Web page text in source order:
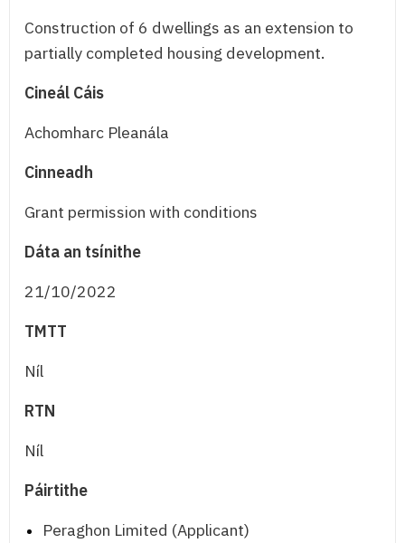
Construction of 6 dwellings as an extension to
partially completed housing development.
Cineál Cáis
Achomharc Pleanála
Cinneadh
Grant permission with conditions
Dáta an tsínithe
21/10/2022
TMTT
Níl
RTN
Níl
Páirtithe
Peraghon Limited (Applicant)